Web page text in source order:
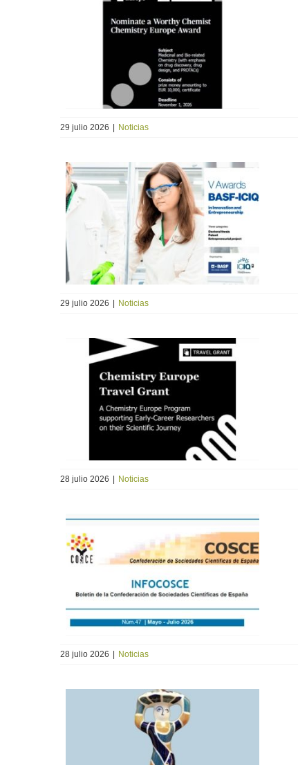
29 julio 2026 Noticias
29 julio 2026 | Noticias
28 julio 2026 | Noticias
28 julio 2026 Noticias